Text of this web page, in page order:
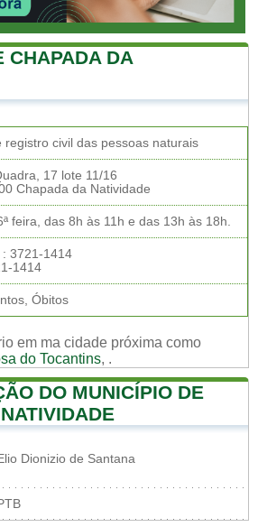
CHAPADA DA
registro civil das pessoas naturais
17 lote 11/16
Chapada da Natividade
feira, das 8h às 11h e das 13h às 18h.
: 3721-1414
1414
Óbitos
em ma cidade próxima como
do Tocantins, .
DO MUNICÍPIO DE
Dionizio de Santana